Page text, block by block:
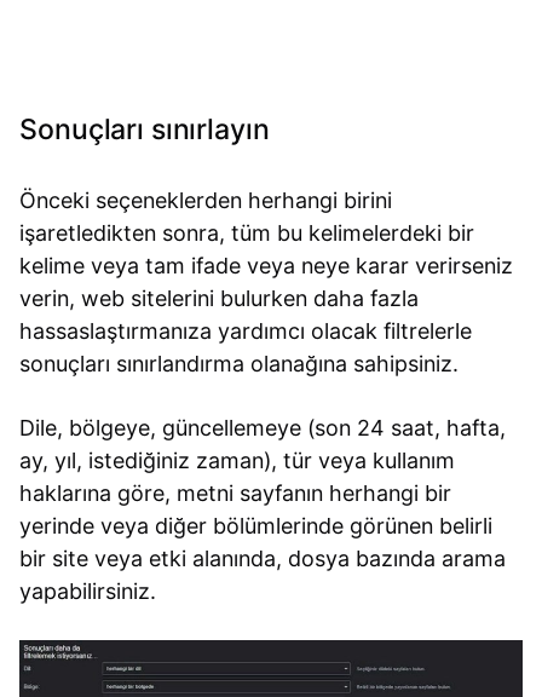
Sonuçları sınırlayın
Önceki seçeneklerden herhangi birini
işaretledikten sonra, tüm bu kelimelerdeki bir
kelime veya tam ifade veya neye karar verirseniz
verin, web sitelerini bulurken daha fazla
hassaslaştırmanıza yardımcı olacak filtrelerle
sonuçları sınırlandırma olanağına sahipsiniz.
Dile, bölgeye, güncellemeye (son 24 saat, hafta,
ay, yıl, istediğiniz zaman), tür veya kullanım
haklarına göre, metni sayfanın herhangi bir
yerinde veya diğer bölümlerinde görünen belirli
bir site veya etki alanında, dosya bazında arama
yapabilirsiniz.